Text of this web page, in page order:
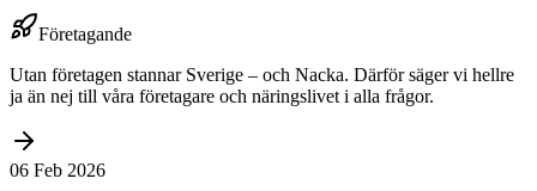
Företagande
Utan företagen stannar Sverige – och Nacka. Därför säger vi hellre
ja än nej till våra företagare och näringslivet i alla frågor.
06 Feb 2026